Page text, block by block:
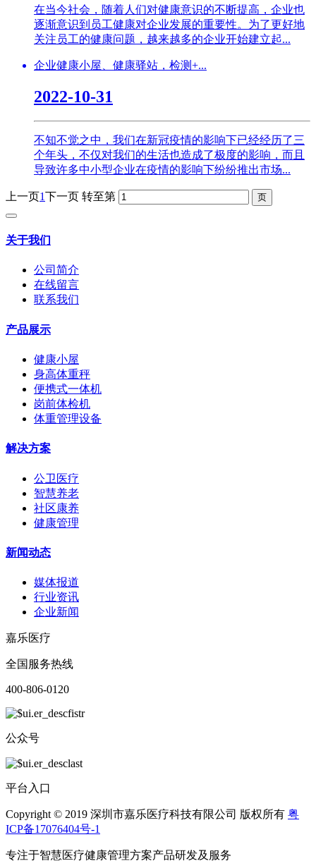
在当今社会，随着人们对健康意识的不断提高，企业也
逐渐意识到员工健康对企业发展的重要性。为了更好地
关注员工的健康问题，越来越多的企业开始建立起...
企业健康小屋、健康驿站，检测+...
2022-10-31
不知不觉之中，我们在新冠疫情的影响下已经经历了三
个年头，不仅对我们的生活也造成了极度的影响，而且
导致许多中小型企业在疫情的影响下纷纷推出市场...
上一页1下一页 转至第
关于我们
公司简介
在线留言
联系我们
产品展示
健康小屋
身高体重秤
便携式一体机
岗前体检机
体重管理设备
解决方案
公卫医疗
智慧养老
社区康养
健康管理
新闻动态
媒体报道
行业资讯
企业新闻
嘉乐医疗
全国服务热线
400-806-0120
公众号
平台入口
Copyright © 2019 深圳市嘉乐医疗科技有限公司 版权所有 粤
ICP备17076404号-1
专注于智慧医疗健康管理方案产品研发及服务